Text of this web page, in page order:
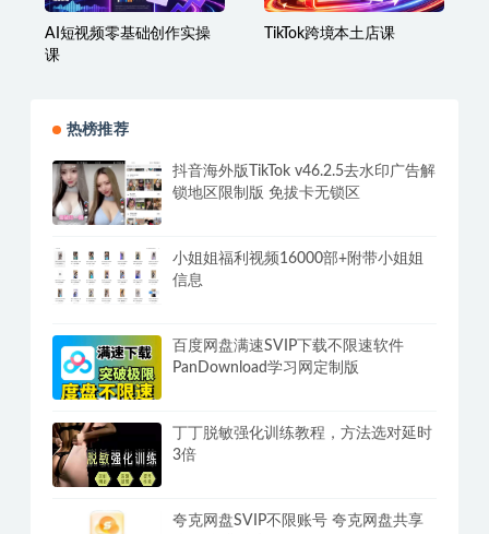
AI短视频零基础创作实操
课
TikTok跨境本土店课
热榜推荐
抖音海外版TikTok v46.2.5去水印广告解
锁地区限制版 免拔卡无锁区
小姐姐福利视频16000部+附带小姐姐
信息
百度网盘满速SVIP下载不限速软件
PanDownload学习网定制版
丁丁脱敏强化训练教程，方法选对延时
3倍
夸克网盘SVIP不限账号 夸克网盘共享